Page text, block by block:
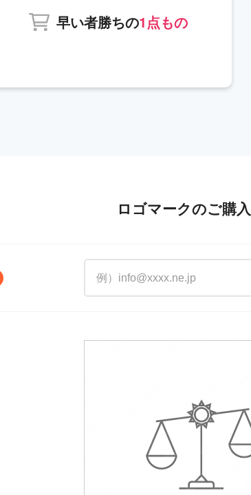
早い者勝ちの1点もの
ロゴマークのご購入